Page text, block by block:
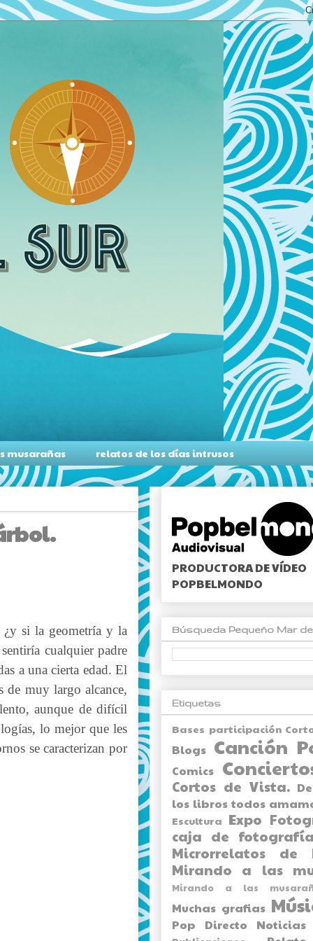
musarañas relatos de los días intrusos
si la geometría y la
cualquier padre
a una cierta edad. El
de muy largo alcance,
aunque de difícil
lo mejor que les
se caracterizan por
PRODUCTORA DE VÍDEO
POPBELMONDO
Búsqueda Pequeño Mar
Etiquetas
Bases participación
Blogs Canción
Comics
Cortos de Vista.
los libros todos
Escultura Expo
caja de
Microrrelatos de
Mirando a las
Mirando a las
Muchas grafias
Pop Directo Noticias